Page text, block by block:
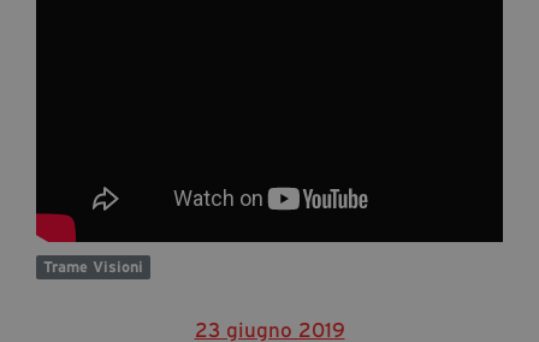
Trame Visioni
23 giugno 2019